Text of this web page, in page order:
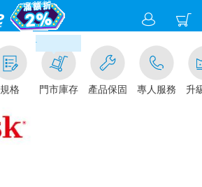
規格
滿千元門市取貨現折1%(部分
門市庫存 產品保固 專人服務 升